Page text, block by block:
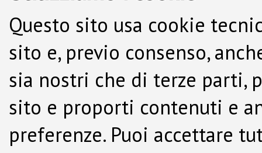
Questo sito usa cookie
sito e, previo consenso,
sia nostri che di terze parti,
sito e proporti contenuti e
preferenze. Puoi accettare